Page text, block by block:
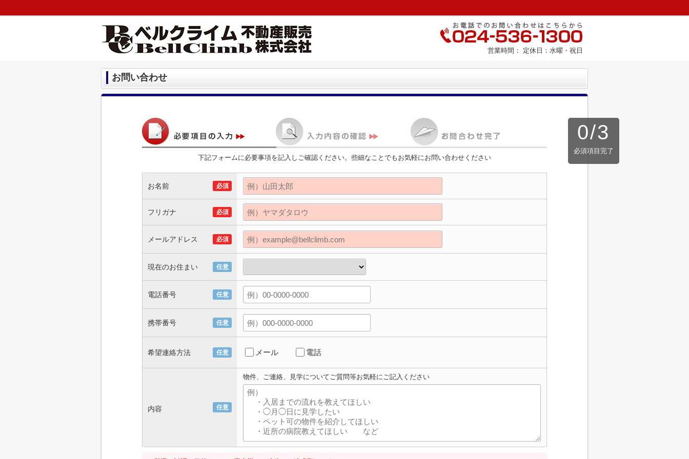
営業時間： 定休日：水曜・祝日
お問い合わせ
0/3
必須項目完了
下記フォームに必要事項を記入しご確認ください。些細なことでもお気軽にお問い合わせください
お名前 必須
フリガナ 必須
メールアドレス 必須
現在のお住まい 任意
電話番号 任意
携帯番号 任意
希望連絡方法 任意 メール 電話
内容 任意
物件、ご連絡、見学についてご質問等お気軽にご記入ください